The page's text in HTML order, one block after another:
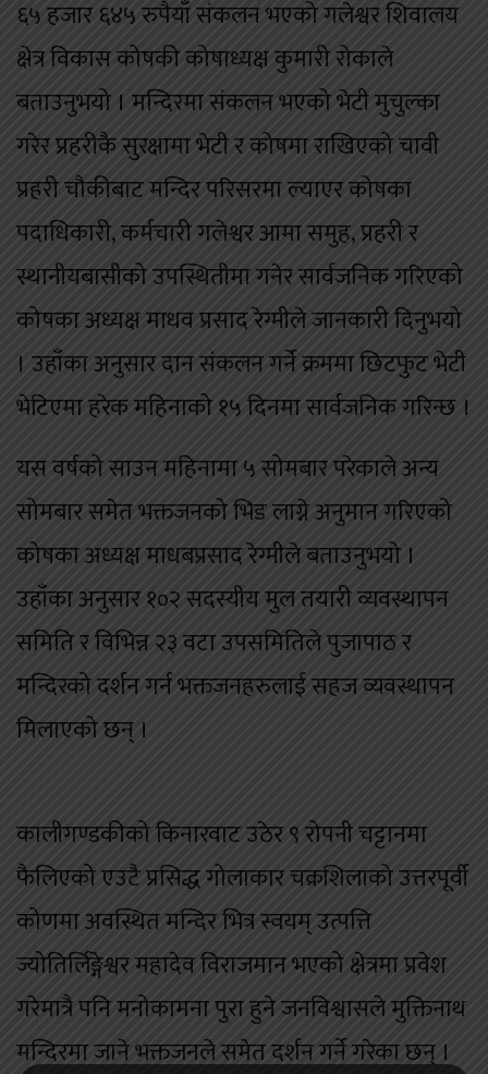
६५ हजार ६४५ रुपैयाँ संकलन भएको गलेश्वर शिवालय
क्षेत्र विकास कोषकी कोषाध्यक्ष कुमारी रोकाले
बताउनुभयो । मन्दिरमा संकलन भएको भेटी मुचुल्का
गरेर प्रहरीकै सुरक्षामा भेटी र कोषमा राखिएको चावी
प्रहरी चौकीबाट मन्दिर परिसरमा ल्याएर कोषका
पदाधिकारी, कर्मचारी गलेश्वर आमा समुह, प्रहरी र
स्थानीयबासीको उपस्थितीमा गनेर सार्वजनिक गरिएको
कोषका अध्यक्ष माधव प्रसाद रेग्मीले जानकारी दिनुभयो
। उहाँका अनुसार दान संकलन गर्ने क्रममा छिटफुट भेटी
भेटिएमा हरेक महिनाको १५ दिनमा सार्वजनिक गरिन्छ ।
यस वर्षको साउन महिनामा ५ सोमबार परेकाले अन्य
सोमबार समेत भक्तजनको भिड लाग्ने अनुमान गरिएको
कोषका अध्यक्ष माधबप्रसाद रेग्मीले बताउनुभयो ।
उहाँका अनुसार १०२ सदस्यीय मुल तयारी व्यवस्थापन
समिति र विभिन्न २३ वटा उपसमितिले पुजापाठ र
मन्दिरको दर्शन गर्न भक्तजनहरुलाई सहज व्यवस्थापन
मिलाएको छन् ।
कालीगण्डकीको किनारवाट उठेर ९ रोपनी चट्टानमा
फैलिएको एउटै प्रसिद्ध गोलाकार चक्रशिलाको उत्तरपूर्वी
कोणमा अवस्थित मन्दिर भित्र स्वयम् उत्पत्ति
ज्योतिर्लिङ्गेश्वर महादेव विराजमान भएको क्षेत्रमा प्रवेश
गरेमात्रै पनि मनोकामना पुरा हुने जनविश्वासले मुक्तिनाथ
मन्दिरमा जाने भक्तजनले समेत दर्शन गर्ने गरेका छन् ।